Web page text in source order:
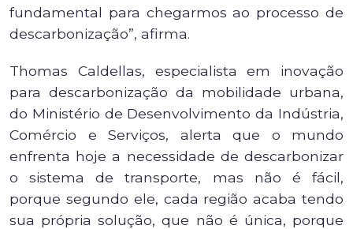
fundamental para chegarmos ao processo de
descarbonização”, afirma.
Thomas Caldellas, especialista em inovação
para descarbonização da mobilidade urbana,
do Ministério de Desenvolvimento da Indústria,
Comércio e Serviços, alerta que o mundo
enfrenta hoje a necessidade de descarbonizar
o sistema de transporte, mas não é fácil,
porque segundo ele, cada região acaba tendo
sua própria solução, que não é única, porque